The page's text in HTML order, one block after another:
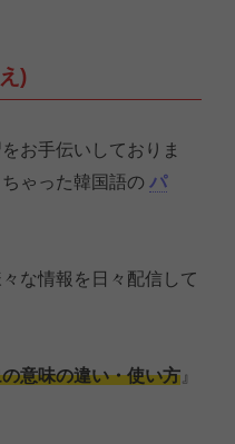
)
お手伝いしておりま
ゃった韓国語の パ
な情報を日々配信して
意味の違い・使い方 』